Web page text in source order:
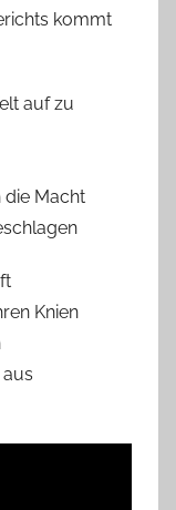
kommt
auf zu
die Macht
Knien